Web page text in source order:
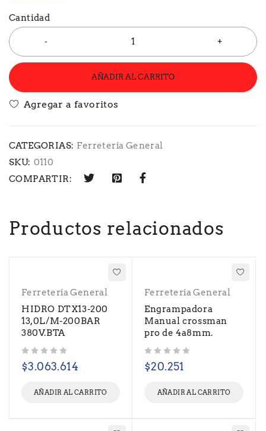
Cantidad
AÑADIR AL CARRITO
CATEGORIAS: Ferretería General
SKU: 0110
COMPARTIR:
Productos relacionados
Ferretería General
HIDRO DTX13-200
13,0L/M-200BAR
380V.BTA
$3.063.614
AÑADIR AL CARRITO
Ferretería General
Engrampadora
Manual crossman
pro de 4a8mm.
$20.251
AÑADIR AL CARRITO